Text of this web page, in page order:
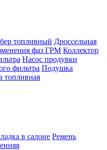
топливный Дроссельная
фаз ГРМ Коллектор
Насос продувки
фильтра Подушка
топливная
в салоне Ремень